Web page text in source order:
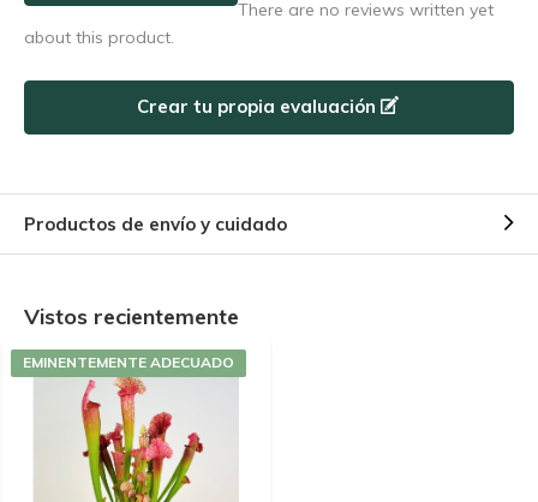
There are no reviews written yet
about this product.
Crear tu propia evaluación
Productos de envío y cuidado
Vistos recientemente
EMINENTEMENTE ADECUADO